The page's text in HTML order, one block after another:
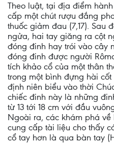
Theo luật, tại địa điểm
cấp một chút rượu đắng
thuốc giảm đau (7,17). Sau
ngửa, hai tay giăng ra cột
đóng đinh hay trói vào cây
đóng đinh được người
tích khảo cổ của một thân
trong một bình đựng hài
định niên biểu vào thời
chiếc đinh này là những
từ 13 tới 18 cm với đầu
Ngoài ra, các khám phá về
cung cấp tài liệu cho thấy
cổ tay hơn là qua bàn tay